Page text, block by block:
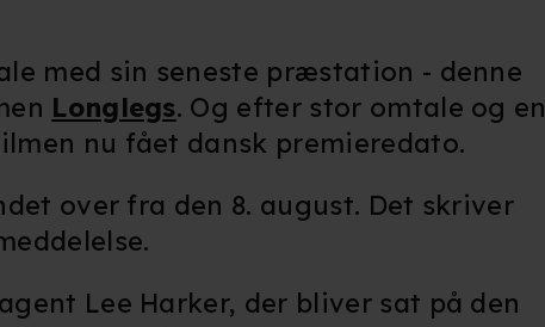
med sin seneste præstation - denne
Longlegs. Og efter stor omtale og en
nu fået dansk premieredato.
over fra den 8. august. Det skriver
Lee Harker, der bliver sat på den